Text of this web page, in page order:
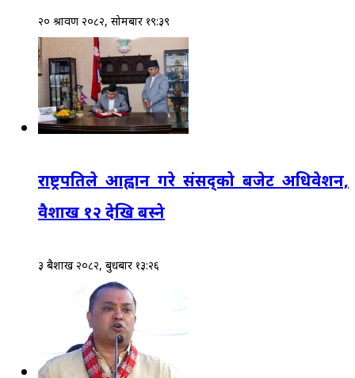
२० श्रावण २०८२, सोमबार १९:३९
राष्ट्रपतिले आह्वान गरे संसद्‌को बजेट अधिवेशन,
वैशाख १२ देखि बस्ने
३ बैशाख २०८२, बुधबार १३:२६